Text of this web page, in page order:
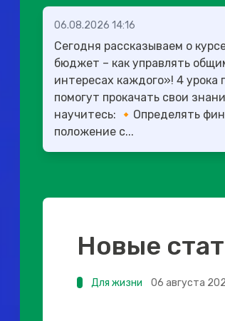
06.08.2026 14:16
Сегодня рассказываем о
бюджет – как управлять
интересах каждого»! 4 урока
помогут прокачать свои знания.
научитесь: 🔸Определять
положение с...
Новые
Для жизни 06 августа